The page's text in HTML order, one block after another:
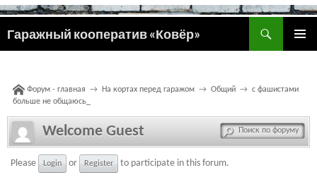
Гаражный кооператив «Ковёр»
ПЕРЕЙТИ
Форум - главная → На кортах перед гаражом → Общий → с фашистами
больше не общаюсь_
Welcome Guest
Please Login or Register to participate in this forum.